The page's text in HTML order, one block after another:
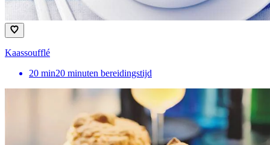
Kaassoufflé
20 min20 minuten bereidingstijd